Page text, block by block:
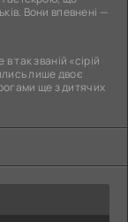
Вони впевнені —
так званій «сірій
лише двоє
ще з дитячих